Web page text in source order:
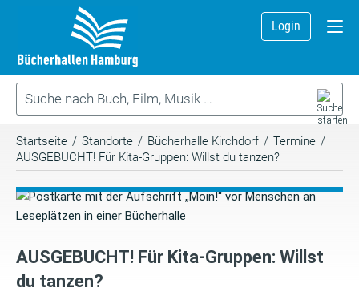
Login
Startseite / Standorte / Bücherhalle Kirchdorf / Termine /
AUSGEBUCHT! Für Kita-Gruppen: Willst du tanzen?
AUSGEBUCHT! Für Kita-Gruppen: Willst
du tanzen?